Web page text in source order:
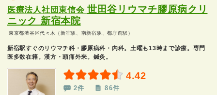
医療法人社団東信会 世田谷リウマチ膠原病クリ
ニック 新宿本院
東京都渋谷区代々木（新宿駅、南新宿駅、都庁前駅）
新宿駅すぐのリウマチ科・膠原病科・内科。土曜も13時まで診療。専門
医多数在籍。漢方・頭痛外来。鍼灸。
4.42
2件 86件